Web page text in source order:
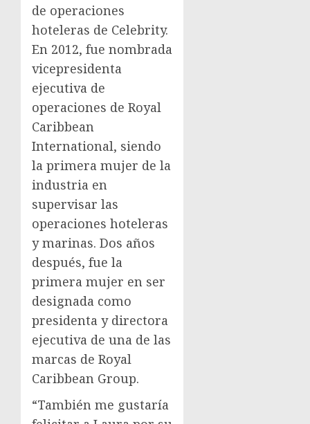
de operaciones
hoteleras de Celebrity.
En 2012, fue nombrada
vicepresidenta
ejecutiva de
operaciones de Royal
Caribbean
International, siendo
la primera mujer de la
industria en
supervisar las
operaciones hoteleras
y marinas. Dos años
después, fue la
primera mujer en ser
designada como
presidenta y directora
ejecutiva de una de las
marcas de Royal
Caribbean Group.
“También me gustaría